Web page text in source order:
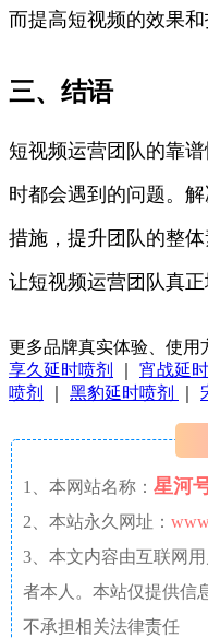
而提高短视频的效果和
三、结语
短视频运营团队的靠
时都会遇到的问题。
措施，提升团队的整
让短视频运营团队真正
更多品牌真实体验、使用
享久延时喷剂
宵战延
喷剂
黑豹延时喷剂
1、本网站名称： 星河
2、本站永久网址：
3、本文内容由互联网
者本人。本站仅提供信
不承担相关法律责任